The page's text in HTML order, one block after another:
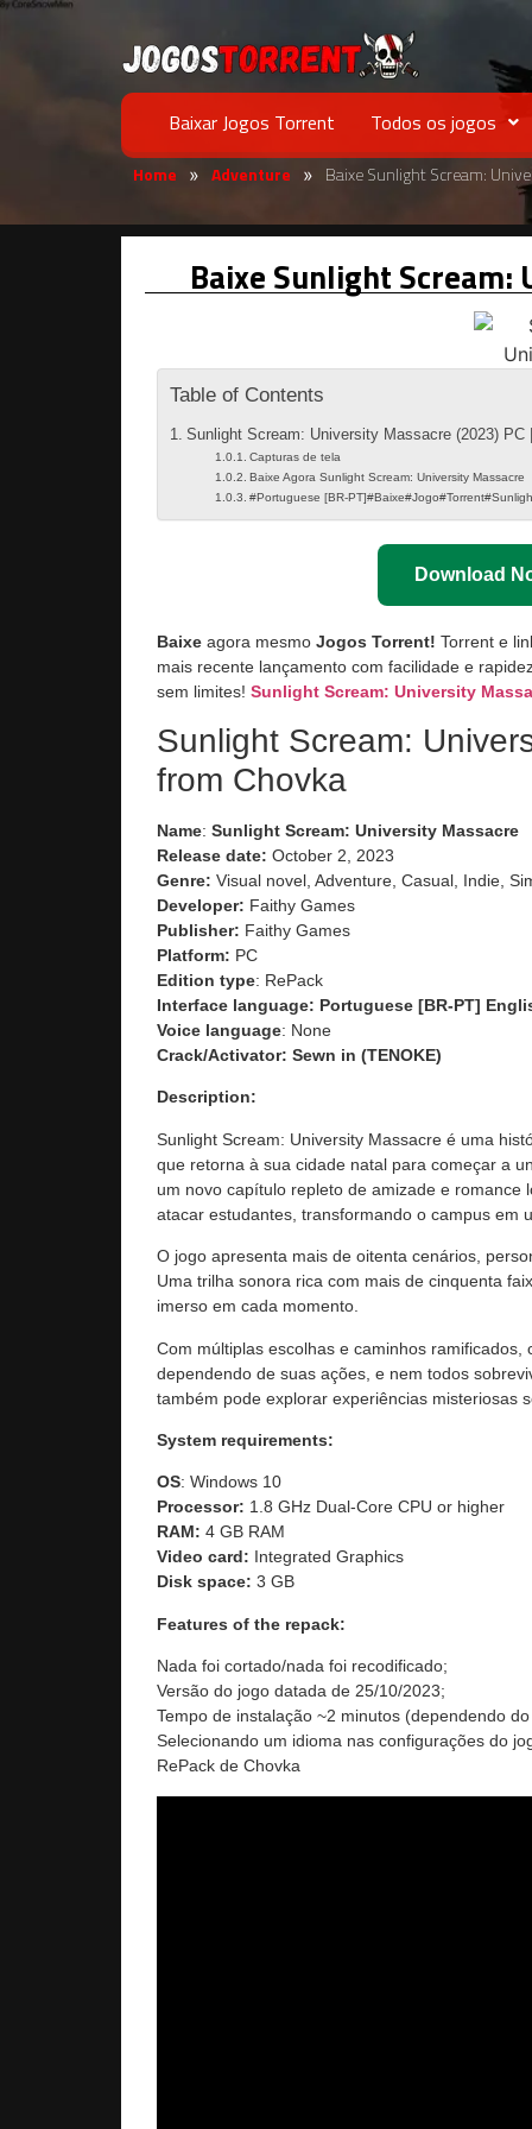
Baixar Jogos Torrent Todos os jogos
Home » Adventure » Baixe Sunlight Scream:
Baixe Sunlight Scream:
Table of Contents
Sunlight Scream: University Massacre (2023) PC
Capturas de tela
Baixe Agora Sunlight Scream: University Massacre
#Portuguese [BR-
Download
Baixe agora mesmo Jogos Torrent! Torrent e
mais recente lançamento com facilidade e
sem limites! Sunlight Scream: University
Sunlight Scream:
from Chovka
Name: Sunlight Scream: University Massacre
Release date: October 2, 2023
Genre: Visual novel, Adventure, Casual, Indie,
Developer: Faithy Games
Publisher: Faithy Games
Platform: PC
Edition type: RePack
Interface language: Portuguese [BR-PT]
Voice language: None
Crack/Activator: Sewn in (TENOKE)
Description:
Sunlight Scream: University Massacre é uma
que retorna à sua cidade natal para começar a
um novo capítulo repleto de amizade e
atacar estudantes, transformando o campus em
O jogo apresenta mais de oitenta cenários,
Uma trilha sonora rica com mais de cinquenta
imerso em cada momento.
Com múltiplas escolhas e caminhos
dependendo de suas ações, e nem todos
também pode explorar experiências misteriosas
System requirements:
OS: Windows 10
Processor: 1.8 GHz Dual-Core CPU or higher
RAM: 4 GB RAM
Video card: Integrated Graphics
Disk space: 3 GB
Features of the repack:
Nada foi cortado/nada foi recodificado;
Versão do jogo datada de 25/10/2023;
Tempo de instalação ~2 minutos (dependendo
Selecionando um idioma nas configurações do
RePack de Chovka